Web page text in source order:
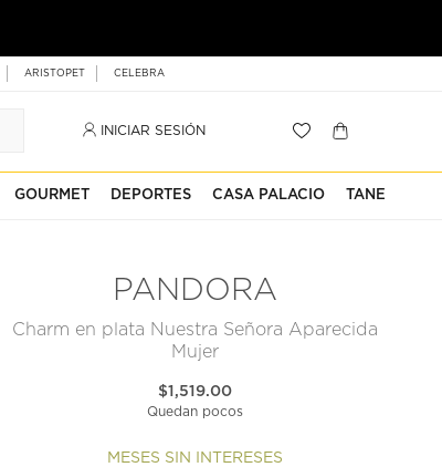
ARISTOPET CELEBRA
INICIAR SESIÓN
GOURMET DEPORTES CASA PALACIO TANE
PANDORA
Charm en plata Nuestra Señora Aparecida
Mujer
$1,519.00
Quedan pocos
MESES SIN INTERESES